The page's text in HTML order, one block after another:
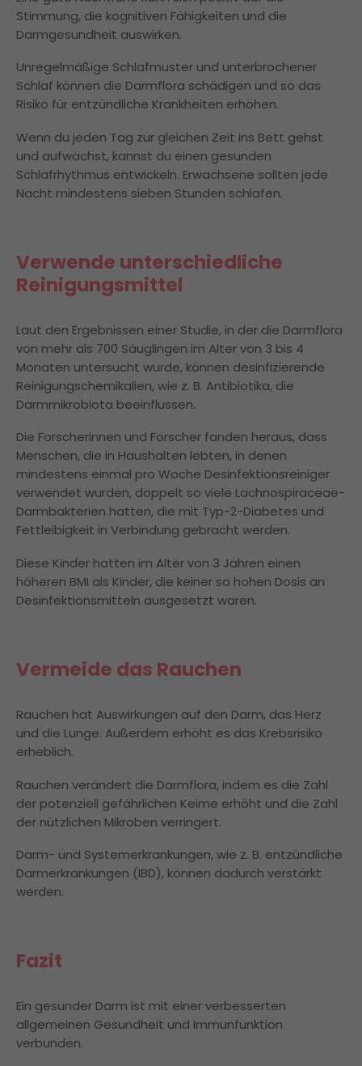
Stimmung, die kognitiven Fähigkeiten und die
Darmgesundheit auswirken.
Unregelmäßige Schlafmuster und unterbrochener
Schlaf können die Darmflora schädigen und so das
Risiko für entzündliche Krankheiten erhöhen.
Wenn du jeden Tag zur gleichen Zeit ins Bett gehst
und aufwachst, kannst du einen gesunden
Schlafrhythmus entwickeln. Erwachsene sollten jede
Nacht mindestens sieben Stunden schlafen.
Verwende unterschiedliche
Reinigungsmittel
Laut den Ergebnissen einer Studie, in der die Darmflora
von mehr als 700 Säuglingen im Alter von 3 bis 4
Monaten untersucht wurde, können desinfizierende
Reinigungschemikalien, wie z. B. Antibiotika, die
Darmmikrobiota beeinflussen.
Die Forscherinnen und Forscher fanden heraus, dass
Menschen, die in Haushalten lebten, in denen
mindestens einmal pro Woche Desinfektionsreiniger
verwendet wurden, doppelt so viele Lachnospiraceae-
Darmbakterien hatten, die mit Typ-2-Diabetes und
Fettleibigkeit in Verbindung gebracht werden.
Diese Kinder hatten im Alter von 3 Jahren einen
höheren BMI als Kinder, die keiner so hohen Dosis an
Desinfektionsmitteln ausgesetzt waren.
Vermeide das Rauchen
Rauchen hat Auswirkungen auf den Darm, das Herz
und die Lunge. Außerdem erhöht es das Krebsrisiko
erheblich.
Rauchen verändert die Darmflora, indem es die Zahl
der potenziell gefährlichen Keime erhöht und die Zahl
der nützlichen Mikroben verringert.
Darm- und Systemerkrankungen, wie z. B. entzündliche
Darmerkrankungen (IBD), können dadurch verstärkt
werden.
Fazit
Ein gesunder Darm ist mit einer verbesserten
allgemeinen Gesundheit und Immunfunktion
verbunden.